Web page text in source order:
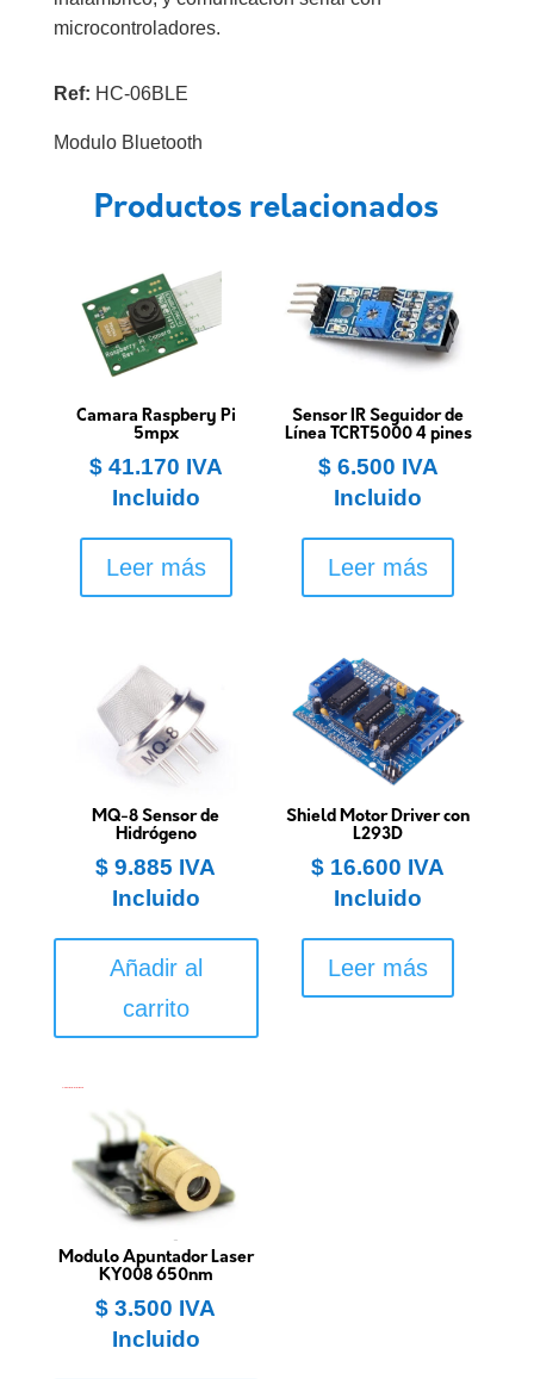
microcontroladores.
Ref: HC-06BLE
Modulo Bluetooth
Productos relacionados
Camara Raspbery Pi
5mpx
$41.170 IVA
Incluido
Leer más
Sensor IR Seguidor de
Línea TCRT5000 4 pines
$6.500 IVA
Incluido
Leer más
MQ-8 Sensor de
Hidrógeno
$ 9.885 IVA
Incluido
Añadir al
carrito
Shield Motor Driver con
L293D
$ 16.600 IVA
Incluido
Leer más
Modulo Apuntador Laser
KY008 650nm
$ 3.500 IVA
Incluido